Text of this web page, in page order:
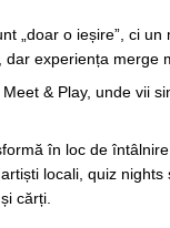
„doar o ieșire”, ci
experiența merge
& Play, unde vii
în loc de
locali, quiz
cărți.